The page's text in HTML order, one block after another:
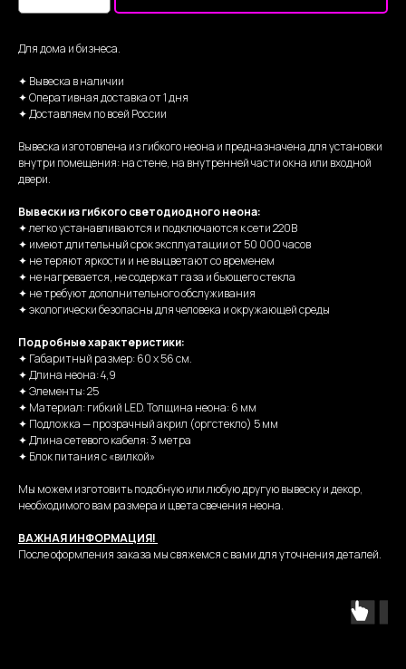
Для дома и бизнеса.
✦ Вывеска в наличии
✦ Оперативная доставка от 1 дня
✦ Доставляем по всей России
Вывеска изготовлена из гибкого неона и предназначена для установки
внутри помещения: на стене, на внутренней части окна или входной
двери.
Вывески из гибкого светодиодного неона:
✦ легко устанавливаются и подключаются к сети 220В
✦ имеют длительный срок эксплуатации от 50 000 часов
✦ не теряют яркости и не выцветают со временем
✦ не нагревается, не содержат газа и бьющего стекла
✦ не требуют дополнительного обслуживания
✦ экологически безопасны для человека и окружающей среды
Подробные характеристики:
✦ Габаритный размер: 60 х 56 см.
✦ Длина неона: 4,9
✦ Элементы: 25
✦ Материал: гибкий LED. Толщина неона: 6 мм
✦ Подложка — прозрачный акрил (оргстекло) 5 мм
✦ Длина сетевого кабеля: 3 метра
✦ Блок питания с «вилкой»
Мы можем изготовить подобную или любую другую вывеску и декор,
необходимого вам размера и цвета свечения неона.
ВАЖНАЯ ИНФОРМАЦИЯ!
После оформления заказа мы свяжемся с вами для уточнения деталей.